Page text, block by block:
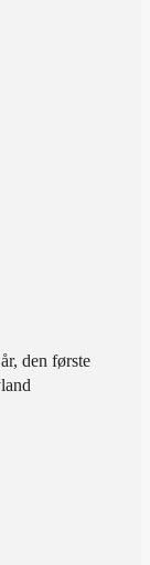
den første